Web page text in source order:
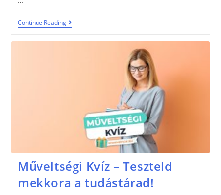
Continue Reading
Műveltségi Kvíz – Teszteld
mekkora a tudástárad!